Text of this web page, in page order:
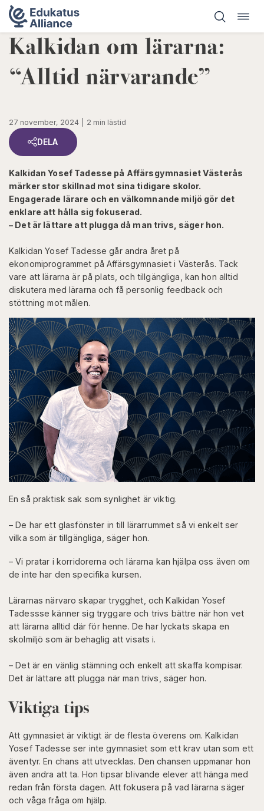
Hoppa
till
innehåll
Kalkidan om lärarna:
“Alltid närvarande”
27 november, 2024 2 min lästid
DELA
Kalkidan Yosef Tadesse på Affärsgymnasiet Västerås
märker stor skillnad mot sina tidigare skolor.
Engagerade lärare och en välkomnande miljö gör det
enklare att hålla sig fokuserad.
– Det är lättare att plugga då man trivs, säger hon.
Kalkidan Yosef Tadesse går andra året på
ekonomiprogrammet på Affärsgymnasiet i Västerås. Tack
vare att lärarna är på plats, och tillgängliga, kan hon alltid
diskutera med lärarna och få personlig feedback och
stöttning mot målen.
En så praktisk sak som synlighet är viktig.
– De har ett glasfönster in till lärarrummet så vi enkelt ser
vilka som är tillgängliga, säger hon.
– Vi pratar i korridorerna och lärarna kan hjälpa oss även om
de inte har den specifika kursen.
Lärarnas närvaro skapar trygghet, och Kalkidan Yosef
Tadessse känner sig tryggare och trivs bättre när hon vet
att lärarna alltid där för henne. De har lyckats skapa en
skolmiljö som är behaglig att visats i.
– Det är en vänlig stämning och enkelt att skaffa kompisar.
Det är lättare att plugga när man trivs, säger hon.
Viktiga tips
Att gymnasiet är viktigt är de flesta överens om. Kalkidan
Yosef Tadesse ser inte gymnasiet som ett krav utan som ett
äventyr. En chans att utvecklas. Den chansen uppmanar hon
även andra att ta. Hon tipsar blivande elever att hänga med
redan från första dagen. Att fokusera på vad lärarna säger
och våga fråga om hjälp.